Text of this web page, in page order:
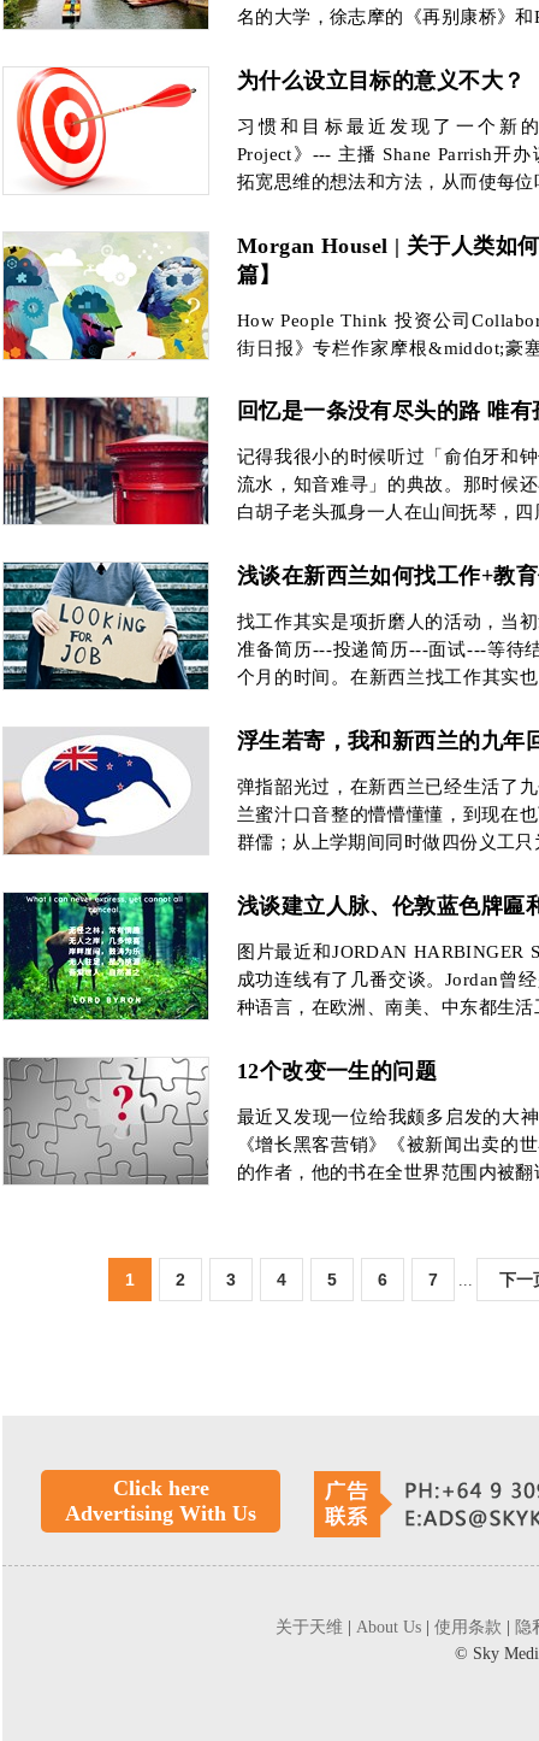
名的大学，徐志摩的《再别康桥》
为什么设立目标的意义不大？
习惯和目标最近发现了一个新
Project》--- 主播 Shane Parrish开
拓宽思维的想法和方法，从而使每
Morgan Housel | 关于人类如
篇】
How People Think 投资公司
街日报》专栏作家摩根&middot;豪
回忆是一条没有尽头的路 唯有
记得我很小的时候听过「俞伯牙和
流水，知音难寻」的典故。那时候
白胡子老头孤身一人在山间抚琴，
浅谈在新西兰如何找工作+教
找工作其实是项折磨人的活动，当
准备简历---投递简历---面试---等待
个月的时间。在新西兰找工作其实
了2年的小留学生，人脉尚浅，只
浮生若寄，我和新西兰的九年
弹指韶光过，在新西兰已经生活了
兰蜜汁口音整的懵懵懂懂，到现在
群儒；从上学期间同时做四份义工
浅谈建立人脉、伦敦蓝色牌匾
图片最近和JORDAN HARBINGER
成功连线有了几番交谈。Jordan曾
种语言，在欧洲、南美、中东都生
12个改变一生的问题
最近又发现一位给我颇多启发的大
《增长黑客营销》《被新闻出卖的
的作者，他的书在全世界范围内被
1 2 3 4 5 6 7 ... 下一
Click here
Advertising With Us
关于天维 About Us 使用条款
隐
© Sky